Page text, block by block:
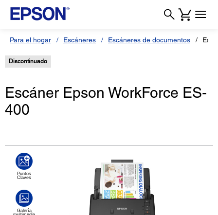
Para el hogar Escáneres Escáneres de documentos
Discontinuado
Escáner Epson WorkForce ES-
400